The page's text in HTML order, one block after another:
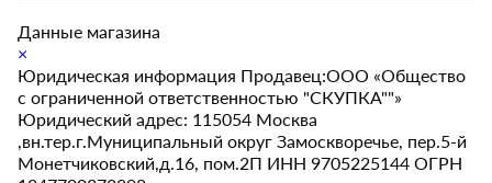
Данные магазина
×
Юридическая информация Продавец:ООО «Общество
с ограниченной ответственностью "СКУПКА""»
Юридический адрес: 115054 Москва
,вн.тер.г.Муниципальный округ Замоскворечье, пер.5-й
Монетчиковский,д.16, пом.2П ИНН 9705225144 ОГРН